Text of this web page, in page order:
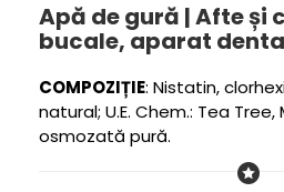
Apă de gură | Afte și
bucale, aparat
COMPOZIȚIE: Nistatin,
natural; U.E. Chem.: Tea
osmozată pură.